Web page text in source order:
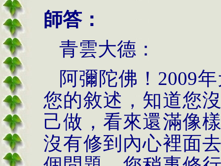
師答：
青雲大德：
阿彌陀佛！ 2009
您的敘述，知道您
己做，看來還滿像
沒有修到內心裡面